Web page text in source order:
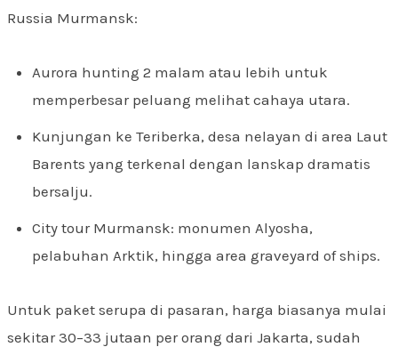
Russia Murmansk:
Aurora hunting 2 malam atau lebih untuk
memperbesar peluang melihat cahaya utara.
Kunjungan ke Teriberka, desa nelayan di area Laut
Barents yang terkenal dengan lanskap dramatis
bersalju.
City tour Murmansk: monumen Alyosha,
pelabuhan Arktik, hingga area graveyard of ships.
Untuk paket serupa di pasaran, harga biasanya mulai
sekitar 30–33 jutaan per orang dari Jakarta, sudah